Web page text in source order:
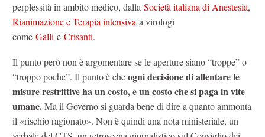
perplessità in ambito medico, dalla Società italiana di Anestesia,
Rianimazione e Terapia intensiva a virologi
come Galli e Crisanti.
Il punto però non è argomentare se le aperture siano “troppe” o
“troppo poche”. Il punto è cheogni decisione di allentare le
misure restrittive ha un costo, e un costo che si paga in vite
umane.Ma il Governo si guarda bene di dire a quanto ammonta
il «rischio ragionato». Non è quindi una nota ministeriale, un